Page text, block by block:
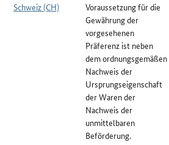
Schweiz (CH)
Voraussetzung für die
Gewährung der
vorgesehenen
Präferenz ist neben
dem ordnungsgemäßen
Nachweis der
Ursprungseigenschaft
der Waren der
Nachweis der
unmittelbaren
Beförderung.